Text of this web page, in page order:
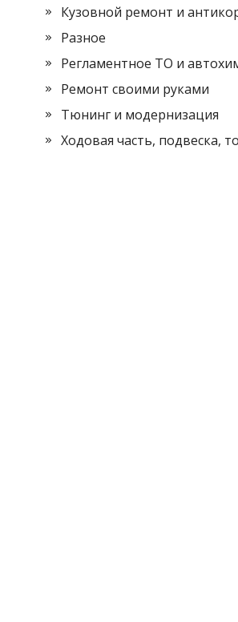
Кузовной ремонт и
Разное
Регламентное ТО и
Ремонт своими руками
Тюнинг и модернизация
Ходовая часть, подвеска,